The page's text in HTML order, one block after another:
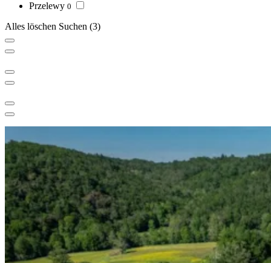
Przelewy 0
Alles löschen Suchen (3)